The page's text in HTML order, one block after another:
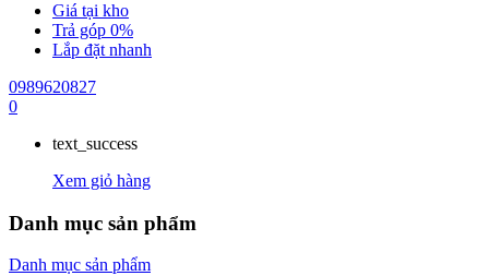
Giá tại kho
Trả góp 0%
Lắp đặt nhanh
0989620827
0
text_success
Xem giỏ hàng
Danh mục sản phẩm
Danh mục sản phẩm